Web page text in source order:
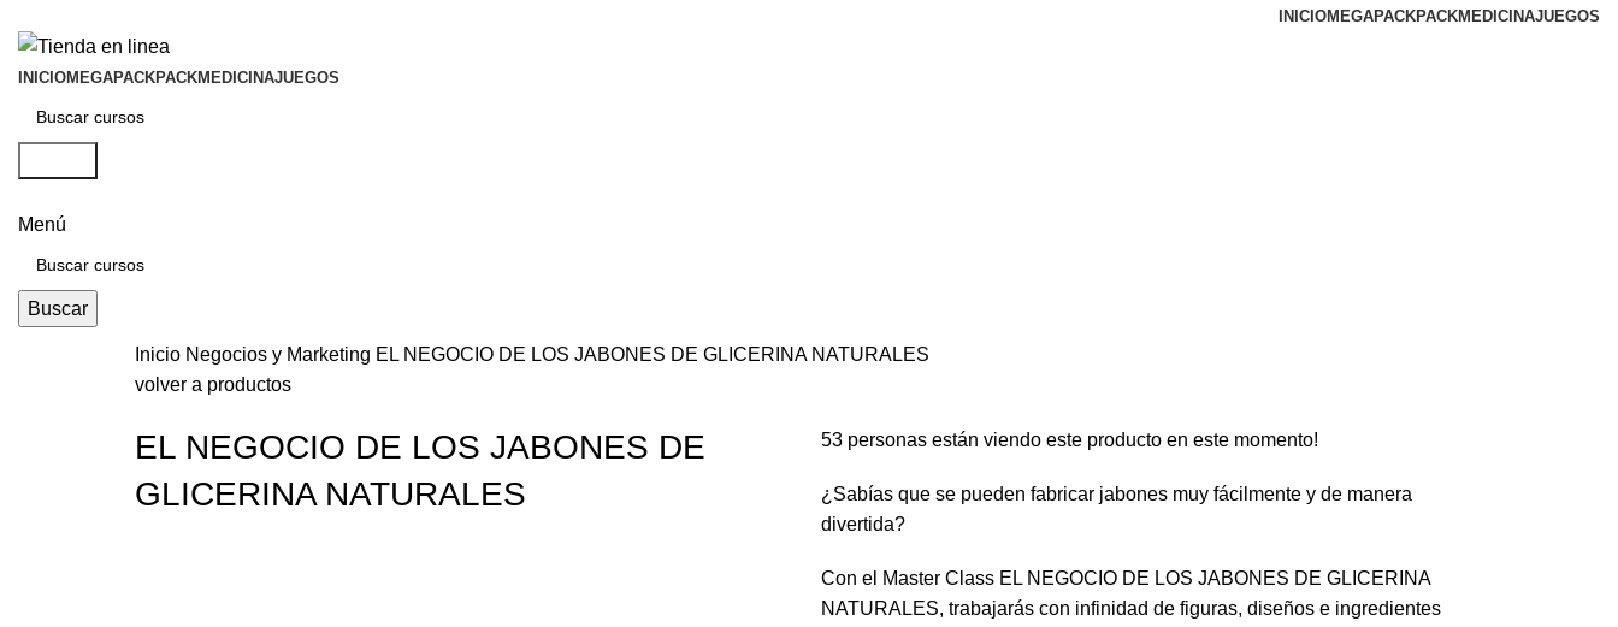
INICIOMEGAPACKPACKMEDICINAJUEGOS
INICIOMEGAPACKPACKMEDICINAJUEGOS
Menú
Buscar
Inicio Negocios y Marketing EL NEGOCIO DE LOS JABONES DE GLICERINA NATURALES
volver a productos
EL NEGOCIO DE LOS JABONES DE
GLICERINA NATURALES
53 personas están viendo este producto en este momento!
¿Sabías que se pueden fabricar jabones muy fácilmente y de manera
divertida?
Con el Master Class EL NEGOCIO DE LOS JABONES DE GLICERINA
NATURALES, trabajarás con infinidad de figuras, diseños e ingredientes